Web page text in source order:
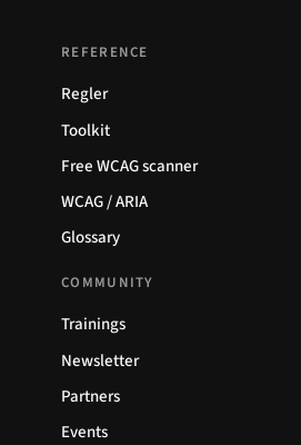
REFERENCE
Regler
Toolkit
Free WCAG scanner
WCAG / ARIA
Glossary
COMMUNITY
Trainings
Newsletter
Partners
Events